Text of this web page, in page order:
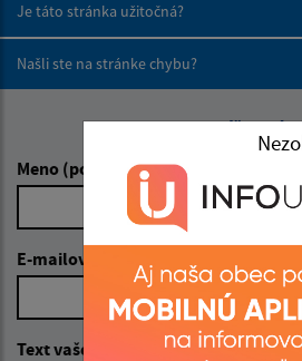
Je táto stránka užitočná?
Našli ste na stránke chybu?
Napíšte
Meno (povinné)
E-mailová adresa (povinné)
Text vašej správy (povinné)